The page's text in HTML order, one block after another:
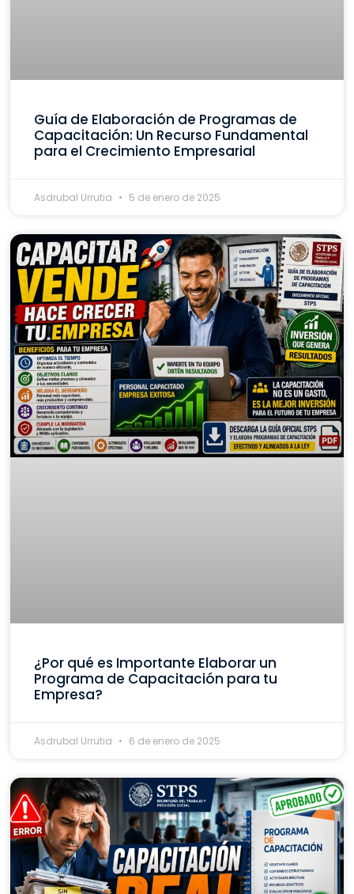
Guía de Elaboración de Programas de
Capacitación: Un Recurso Fundamental
para el Crecimiento Empresarial
Asdrubal Urrutia 5 de enero de 2025
¿Por qué es Importante Elaborar un
Programa de Capacitación para tu
Empresa?
Asdrubal Urrutia 6 de enero de 2025